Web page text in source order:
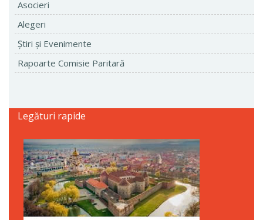
Asocieri
Alegeri
Ştiri şi Evenimente
Rapoarte Comisie Paritară
Legături rapide